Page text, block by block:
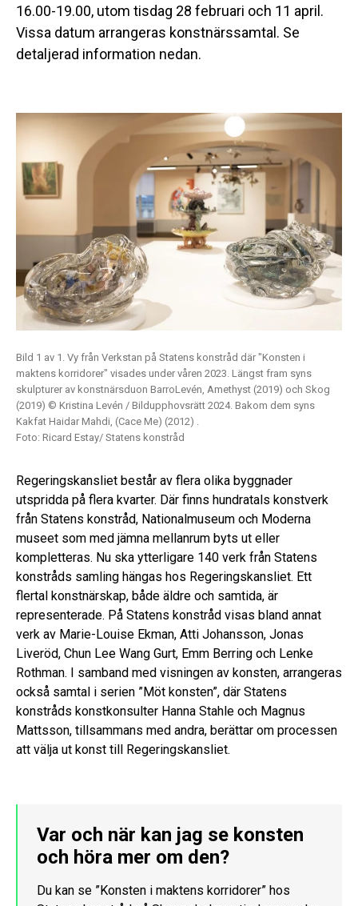
16.00-19.00, utom tisdag 28 februari och 11 april.
Vissa datum arrangeras konstnärssamtal. Se
detaljerad information nedan.
Bild 1 av 1. Vy från Verkstan på Statens konstråd där "Konsten i
maktens korridorer" visades under våren 2023. Längst fram syns
skulpturer av konstnärsduon BarroLevén, Amethyst (2019) och Skog
(2019) © Kristina Levén / Bildupphovsrätt 2024. Bakom dem syns
Kakfat Haidar Mahdi, (Cace Me) (2012) .
Foto: Ricard Estay/ Statens konstråd
Regeringskansliet består av flera olika byggnader
utspridda på flera kvarter. Där finns hundratals konstverk
från Statens konstråd, Nationalmuseum och Moderna
museet som med jämna mellanrum byts ut eller
kompletteras. Nu ska ytterligare 140 verk från Statens
konstråds samling hängas hos Regeringskansliet. Ett
flertal konstnärskap, både äldre och samtida, är
representerade. På Statens konstråd visas bland annat
verk av Marie-Louise Ekman, Atti Johansson, Jonas
Liveröd, Chun Lee Wang Gurt, Emm Berring och Lenke
Rothman. I samband med visningen av konsten, arrangeras
också samtal i serien ”Möt konsten”, där Statens
konstråds konstkonsulter Hanna Stahle och Magnus
Mattsson, tillsammans med andra, berättar om processen
att välja ut konst till Regeringskansliet.
Var och när kan jag se konsten
och höra mer om den?
Du kan se ”Konsten i maktens korridorer” hos